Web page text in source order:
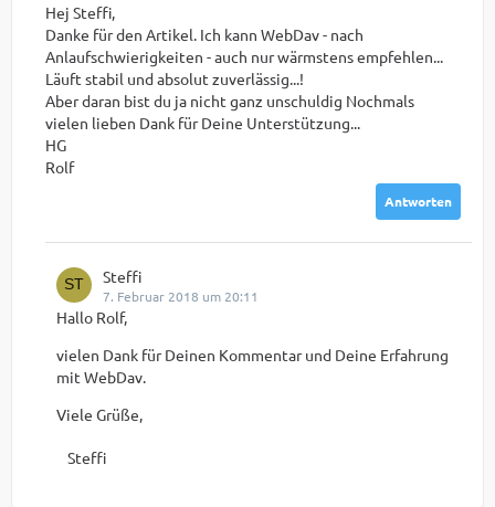
Hej Steffi,
Danke für den Artikel. Ich kann WebDav - nach
Anlaufschwierigkeiten - auch nur wärmstens empfehlen...
Läuft stabil und absolut zuverlässig...!
Aber daran bist du ja nicht ganz unschuldig Nochmals
vielen lieben Dank für Deine Unterstützung...
HG
Rolf
Antworten
Steffi
7. Februar 2018 um 20:11
Hallo Rolf,
vielen Dank für Deinen Kommentar und Deine Erfahrung
mit WebDav.
Viele Grüße,
Steffi